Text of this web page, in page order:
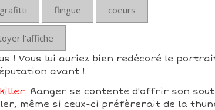
grafitti flingue coeurs
l'affiche
! Vous lui auriez bien redécoré le
avant !
. Ranger se contente d'offrir son
même si ceux-ci préfèrerait de la